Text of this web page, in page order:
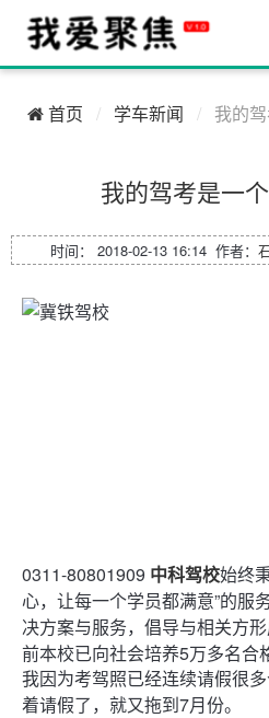
首页 学车新闻 我的
我的驾考是一
时间： 2018-02-13 16:14 作者：
0311-80801909 中科驾校始终
心，让每一个学员都满意”的服
决方案与服务，倡导与相关方
前本校已向社会培养5万多名合
我因为考驾照已经连续请假很
着请假了，就又拖到7月份。